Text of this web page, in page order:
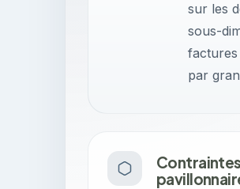
sur les
sous-
factures
par